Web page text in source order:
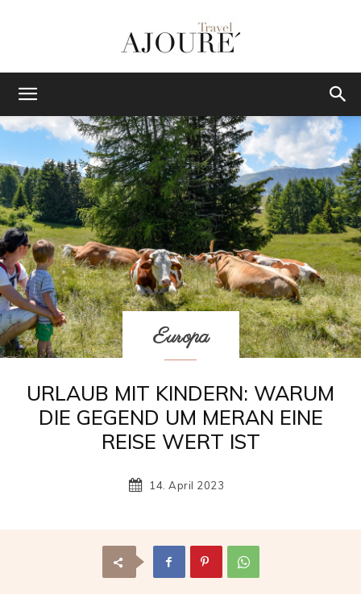
TRAVEL
|
Das
Reisemagazin
Europa
URLAUB MIT KINDERN: WARUM
DIE GEGEND UM MERAN EINE
REISE WERT IST
14. April 2023